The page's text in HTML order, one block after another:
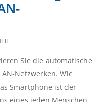
Sie die automatische
Netzwerken. Wie
Smartphone ist der